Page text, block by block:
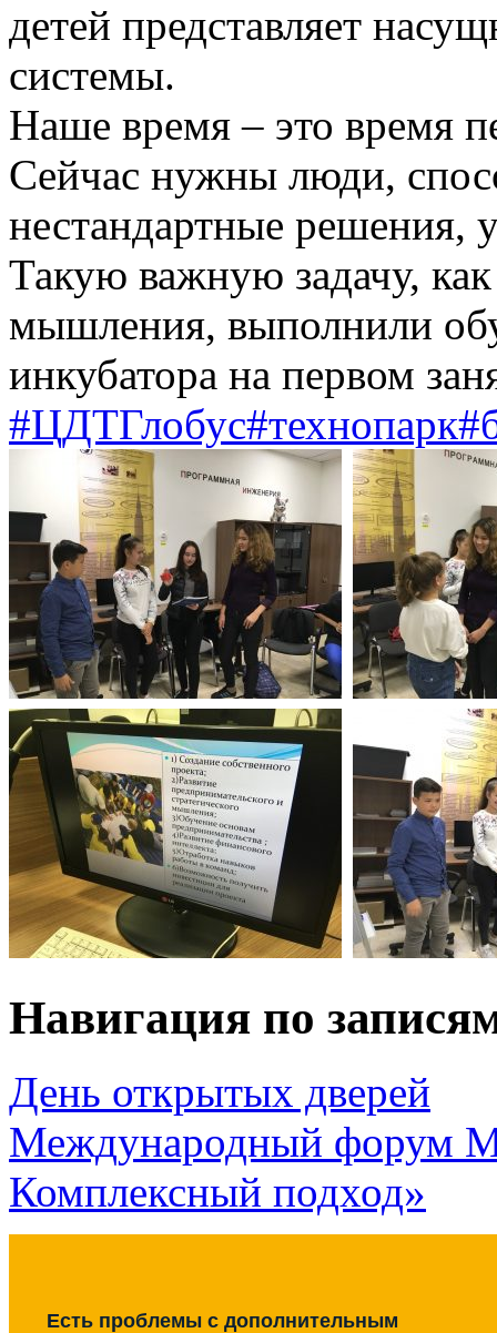
детей представляет
системы.
Наше время – это время
Сейчас нужны люди,
нестандартные решения,
Такую важную задачу, как
мышления, выполнили
инкубатора на первом
#ЦДТГлобус#технопарк
Навигация по
День открытых дверей
Международный форум
Комплексный подход»
Есть проблемы с дополнительным